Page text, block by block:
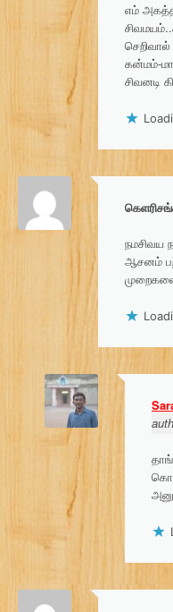
எம்
கன்மம்-
சிவனடி
நமசிவய
ஆசனம்